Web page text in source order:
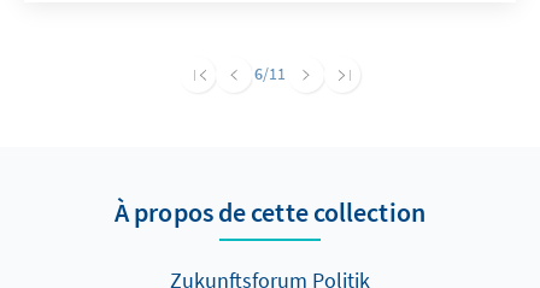
andererseits aber immer wieder neue Aspekte
6/11
À propos de cette collection
Zukunftsforum Politik